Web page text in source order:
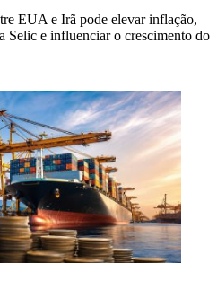
EUA e Irã pode elevar inflação,
Selic e influenciar o crescimento do